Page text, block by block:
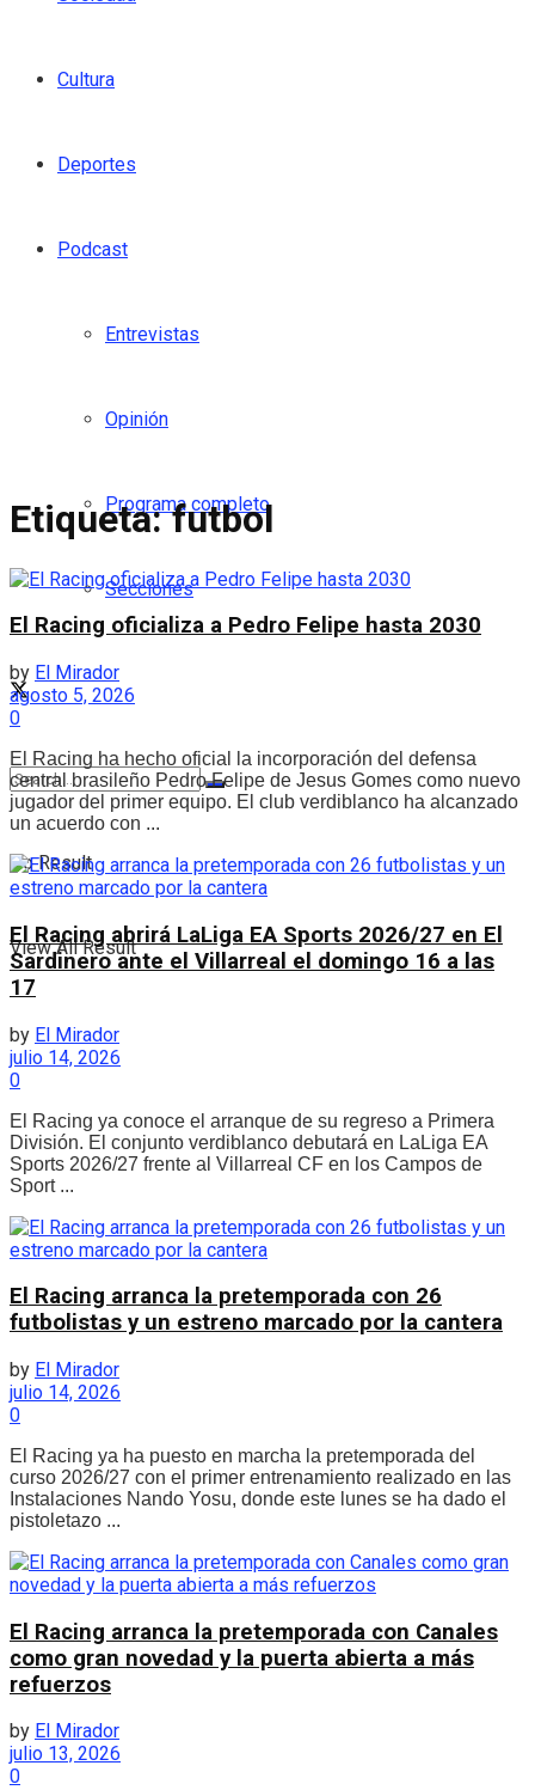
Cultura
Deportes
Podcast
Entrevistas
Opinión
Programa completo
Secciones
No Result
View All Result
Etiqueta:futbol
El Racing oficializa a Pedro Felipe hasta 2030
by El Mirador
agosto 5, 2026
0
El Racing ha hecho oficial la incorporación del defensa
central brasileño Pedro Felipe de Jesus Gomes como nuevo
jugador del primer equipo. El club verdiblanco ha alcanzado
un acuerdo con ...
El Racing abrirá LaLiga EA Sports 2026/27 en El
Sardinero ante el Villarreal el domingo 16 a las
17
by El Mirador
julio 14, 2026
0
El Racing ya conoce el arranque de su regreso a Primera
División. El conjunto verdiblanco debutará en LaLiga EA
Sports 2026/27 frente al Villarreal CF en los Campos de
Sport ...
El Racing arranca la pretemporada con 26
futbolistas y un estreno marcado por la cantera
by El Mirador
julio 14, 2026
0
El Racing ya ha puesto en marcha la pretemporada del
curso 2026/27 con el primer entrenamiento realizado en las
Instalaciones Nando Yosu, donde este lunes se ha dado el
pistoletazo ...
El Racing arranca la pretemporada con Canales
como gran novedad y la puerta abierta a más
refuerzos
by El Mirador
julio 13, 2026
0